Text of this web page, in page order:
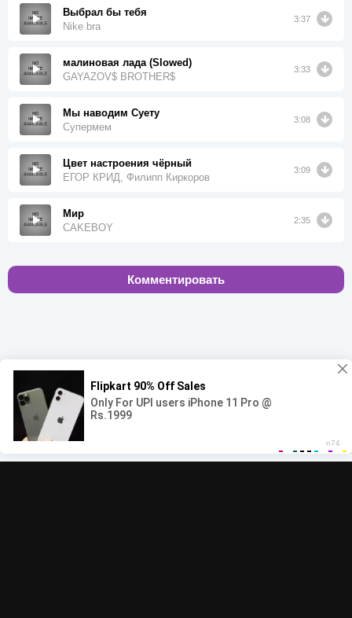
Выбрал бы тебя
Nike bra
3:37
малиновая лада (Slowed)
GAYAZOV$ BROTHER$
3:33
Мы наводим Суету
Супермем
3:08
Цвет настроения чёрный
ЕГОР КРИД, Филипп Киркоров
3:09
Мир
CAKEBOY
2:35
Комментировать
00:00